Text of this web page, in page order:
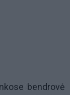
bendrovė